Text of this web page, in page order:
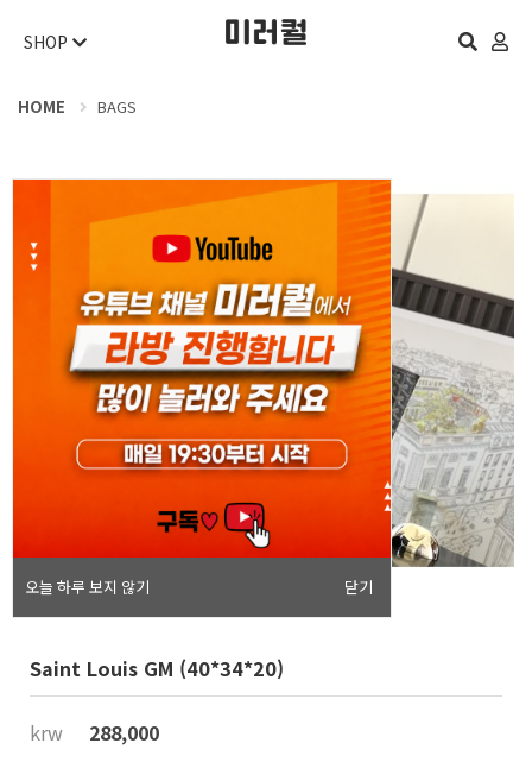
오늘 하루 보지 않기 닫기
SHOP
HOME BAGS
Saint Louis GM (40*34*20)
krw 288,000